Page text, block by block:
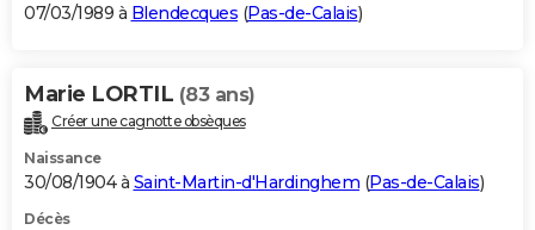
07/03/1989 à Blendecques (Pas-de-Calais)
Marie LORTIL (83 ans)
Créer une cagnotte obsèques
Naissance
30/08/1904 à Saint-Martin-d'Hardinghem (Pas-de-Calais)
Décès